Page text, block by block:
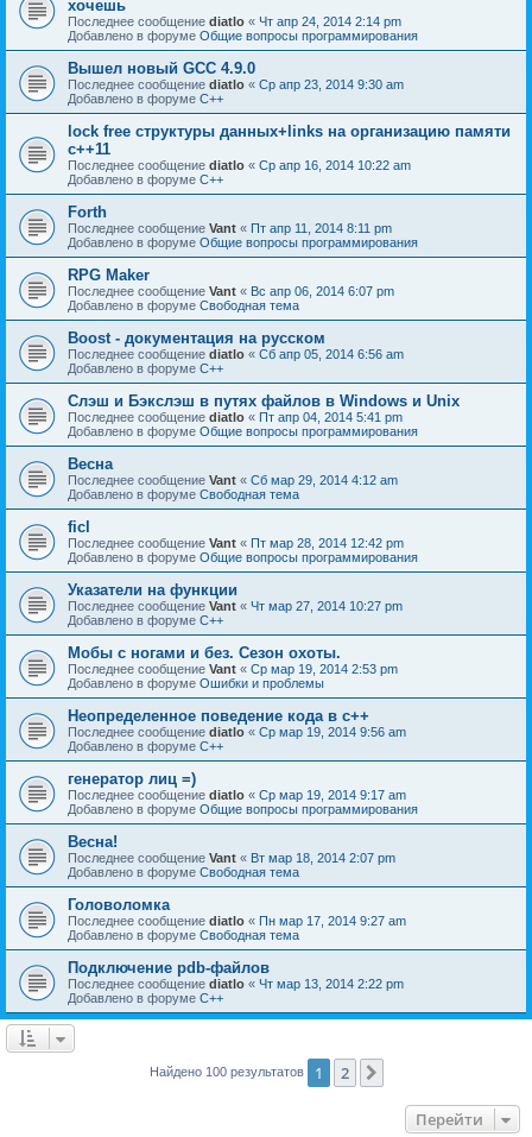
хочешь
Последнее сообщение diatlo « Чт апр 24, 2014 2:14 pm
Добавлено в форуме Общие вопросы программирования
Вышел новый GCC 4.9.0
Последнее сообщение diatlo « Ср апр 23, 2014 9:30 am
Добавлено в форуме C++
lock free структуры данных+links на организацию памяти
c++11
Последнее сообщение diatlo « Ср апр 16, 2014 10:22 am
Добавлено в форуме C++
Forth
Последнее сообщение Vant « Пт апр 11, 2014 8:11 pm
Добавлено в форуме Общие вопросы программирования
RPG Maker
Последнее сообщение Vant « Вс апр 06, 2014 6:07 pm
Добавлено в форуме Свободная тема
Boost - документация на русском
Последнее сообщение diatlo « Сб апр 05, 2014 6:56 am
Добавлено в форуме C++
Слэш и Бэкслэш в путях файлов в Windows и Unix
Последнее сообщение diatlo « Пт апр 04, 2014 5:41 pm
Добавлено в форуме Общие вопросы программирования
Весна
Последнее сообщение Vant « Сб мар 29, 2014 4:12 am
Добавлено в форуме Свободная тема
ficl
Последнее сообщение Vant « Пт мар 28, 2014 12:42 pm
Добавлено в форуме Общие вопросы программирования
Указатели на функции
Последнее сообщение Vant « Чт мар 27, 2014 10:27 pm
Добавлено в форуме C++
Мобы с ногами и без. Сезон охоты.
Последнее сообщение Vant « Ср мар 19, 2014 2:53 pm
Добавлено в форуме Ошибки и проблемы
Неопределенное поведение кода в c++
Последнее сообщение diatlo « Ср мар 19, 2014 9:56 am
Добавлено в форуме C++
генератор лиц =)
Последнее сообщение diatlo « Ср мар 19, 2014 9:17 am
Добавлено в форуме Общие вопросы программирования
Весна!
Последнее сообщение Vant « Вт мар 18, 2014 2:07 pm
Добавлено в форуме Свободная тема
Головоломка
Последнее сообщение diatlo « Пн мар 17, 2014 9:27 am
Добавлено в форуме Свободная тема
Подключение pdb-файлов
Последнее сообщение diatlo « Чт мар 13, 2014 2:22 pm
Добавлено в форуме C++
Найдено 100 результатов 1 2
Перейти